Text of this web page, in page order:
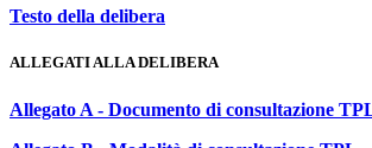
Testo della delibera
ALLEGATI ALLA DELIBERA
Allegato A - Documento di consultazione